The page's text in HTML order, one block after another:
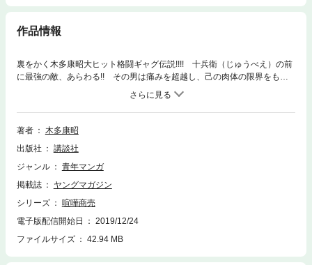
作品情報
裏をかく木多康昭大ヒット格闘ギャグ伝説!!!! 十兵衛（じゅうべえ）の前
に最強の敵、あらわる!! その男は痛みを超越し、己の肉体の限界をも超
越した、ヤバすぎる喧嘩屋!! いくら我らが十兵衛ちゃんといえど、苦戦
は必至!! 童貞盛りの17歳にとんでもない危機がやってきた!!
著者
木多康昭
出版社
講談社
ジャンル
青年マンガ
掲載誌
ヤングマガジン
シリーズ
喧嘩商売
電子版配信開始日
2019/12/24
ファイルサイズ
42.94 MB